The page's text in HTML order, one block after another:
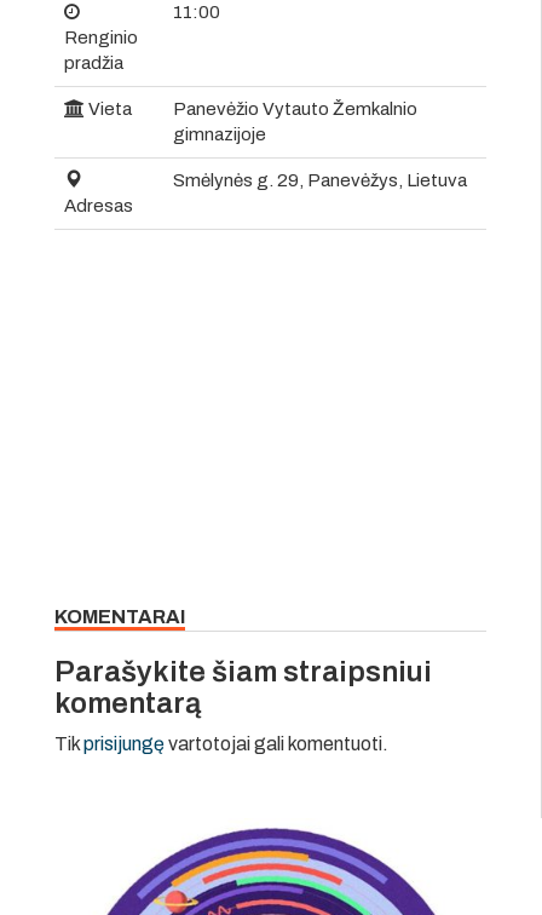
Renginio
pradžia
11:00
Vieta
Panevėžio Vytauto Žemkalnio
gimnazijoje
Adresas
Smėlynės g. 29, Panevėžys, Lietuva
KOMENTARAI
Parašykite šiam straipsniui
komentarą
Tikprisijungęvartotojai gali komentuoti.